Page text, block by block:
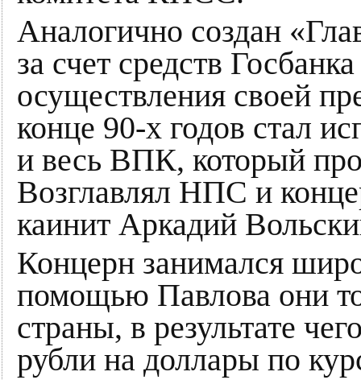
Аналогично создан
за счет средств
осуществления своей
конце 90-х годов стал
и весь ВПК, который
Возглавлял НПС и
каинит Аркадий
Концерн занимался
помощью Павлова они
страны, в результате
рубли на доллары по